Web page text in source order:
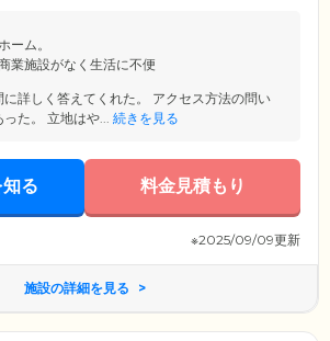
ーム。
業施設がなく生活に不便
詳しく答えてくれた。 アクセス方法の問い
た。 立地はや... 続きを見る
る 料金見積もり
※2025/09/09更新
施設の詳細を見る